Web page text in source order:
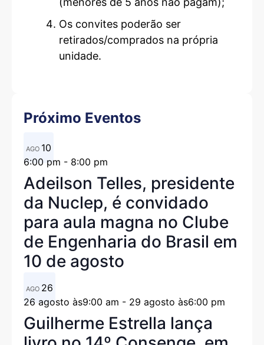
Os convites poderão ser
retirados/comprados na própria
unidade.
Próximo Eventos
AGO 10
6:00 pm - 8:00 pm
Adeilson Telles, presidente
da Nuclep, é convidado
para aula magna no Clube
de Engenharia do Brasil em
10 de agosto
AGO 26
26 agosto às9:00 am - 29 agosto às6:00 pm
Guilherme Estrella lança